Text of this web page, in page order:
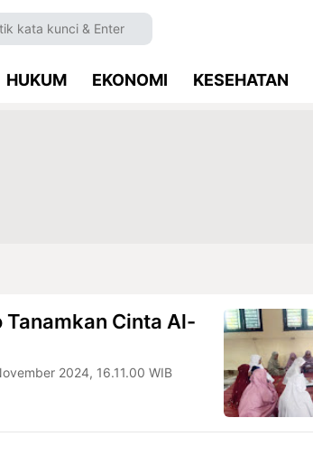
HUKUM EKONOMI KESEHATAN
Tanamkan Cinta Al-
2024, 16.11.00 WIB